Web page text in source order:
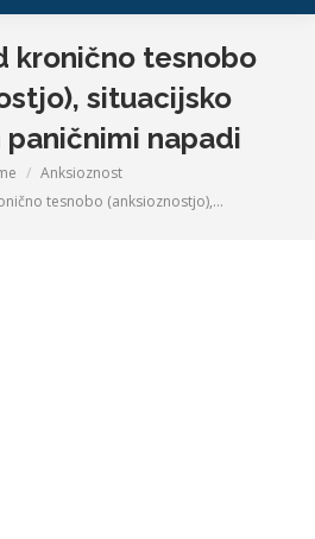
kronično tesnobo
situacijsko
napadi
Anksioznost
tesnobo (anksioznostjo),…